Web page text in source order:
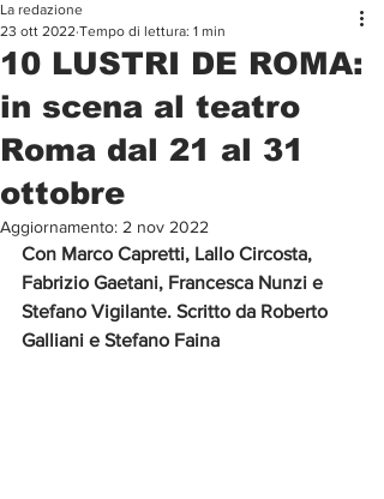
10 LUSTRI DE ROMA:
in scena al teatro
Roma dal 21 al 31
ottobre
La redazione
23 ott 2022 Tempo di lettura: 1 min
Aggiornamento: 2 nov 2022
Con Marco Capretti, Lallo Circosta,
Fabrizio Gaetani, Francesca Nunzi e
Stefano Vigilante. Scritto da Roberto
Galliani e Stefano Faina